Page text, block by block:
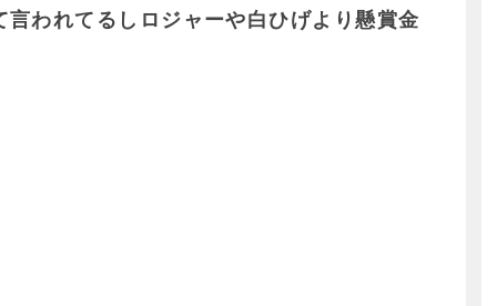
われてるしロジャーや白ひげより懸賞金